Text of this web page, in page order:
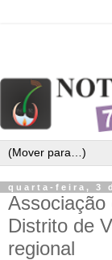
quarta-feira, 3
Associação
Distrito de
regional